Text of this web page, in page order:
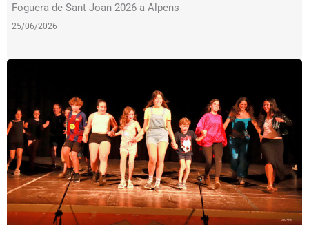
Foguera de Sant Joan 2026 a Alpens
25/06/2026